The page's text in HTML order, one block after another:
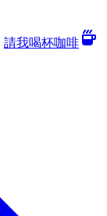
請我喝杯咖啡